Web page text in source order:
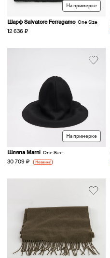
На примерке
Шарф Salvatore Ferragamo One Size
12 636 ₽
На примерке
Шляпа Marni One Size
30 709 ₽ Новинка!